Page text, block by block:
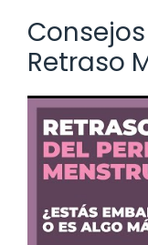
Retraso